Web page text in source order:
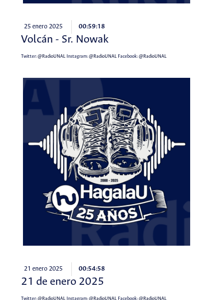
25 enero 2025 00:59:18
Volcán - Sr. Nowak
Twitter:@RadioUNALInstagram:@RadioUNALFacebook:@RadioUNAL
21 enero 2025 00:54:58
21 de enero 2025
Twitter:@RadioUNALInstagram:@RadioUNALFacebook:@RadioUNAL